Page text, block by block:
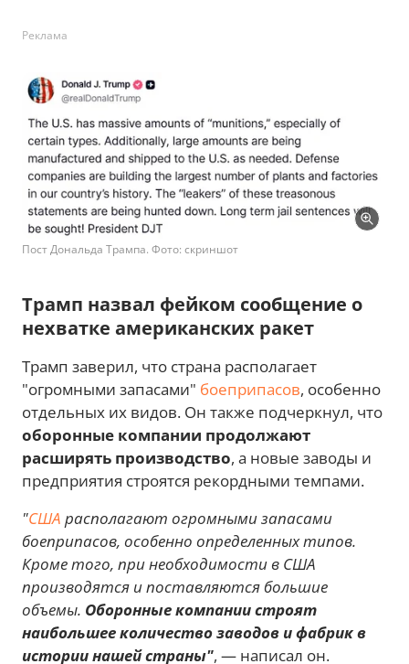
Реклама
Пост Дональда Трампа. Фото: скриншот
Трамп назвал фейком сообщение о
нехватке американских ракет
Трамп заверил, что страна располагает
"огромными запасами" боеприпасов, особенно
отдельных их видов. Он также подчеркнул, что
оборонные компании продолжают
расширять производство, а новые заводы и
предприятия строятся рекордными темпами.
"США располагают огромными запасами
боеприпасов, особенно определенных типов.
Кроме того, при необходимости в США
производятся и поставляются большие
объемы. Оборонные компании строят
наибольшее количество заводов и фабрик в
истории нашей страны", — написал он.